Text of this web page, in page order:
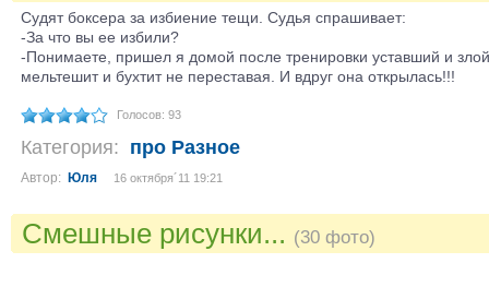
Судят боксера за избиение тещи. Судья спрашивает:
-За что вы ее избили?
-Понимаете, пришел я домой после тренировки уставший и
мельтешит и бухтит не переставая. И вдруг она открылась!!!
Голосов: 93
Категория: про Разное
Автор: Юля 16 октября´11 19:21
Смешные рисунки... (30 фото)